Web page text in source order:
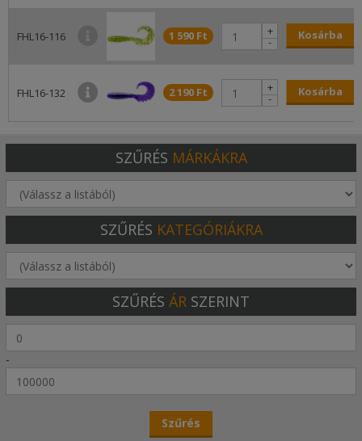
FHL16-116 1 590 Ft -
+ Kosárba
FHL16-132 2 190 Ft -
+ Kosárba
SZŰRÉS MÁRKÁKRA
SZŰRÉS KATEGÓRIÁKRA
SZŰRÉS ÁR SZERINT
-